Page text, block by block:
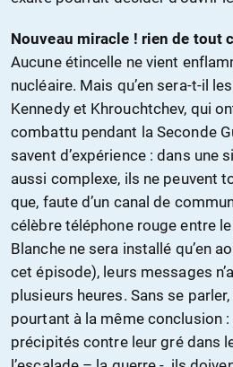
Nouveau miracle ! rien de tout
Aucune étincelle ne vient
nucléaire. Mais qu’en sera-t-il
Kennedy et Khrouchtchev, qui
combattu pendant la Seconde
savent d’expérience : dans une
aussi complexe, ils ne peuvent
que, faute d’un canal de
célèbre téléphone rouge entre
Blanche ne sera installé qu’en
cet épisode), leurs messages
plusieurs heures. Sans se
pourtant à la même conclusion :
précipités contre leur gré dans